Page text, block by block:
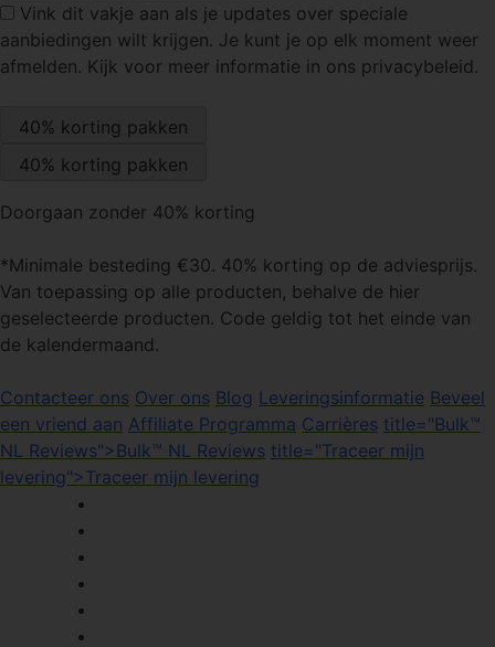
Vink dit vakje aan als je updates over speciale
aanbiedingen wilt krijgen. Je kunt je op elk moment weer
afmelden. Kijk voor meer informatie in ons privacybeleid.
Doorgaan zonder 40% korting
*Minimale besteding €30. 40% korting op de adviesprijs.
Van toepassing op alle producten, behalve de hier
geselecteerde producten. Code geldig tot het einde van
de kalendermaand.
Contacteer ons Over ons Blog Leveringsinformatie Beveel
een vriend aan Affiliate Programma Carrières title="Bulk™
NL Reviews">Bulk™ NL Reviews title="Traceer mijn
levering">Traceer mijn levering